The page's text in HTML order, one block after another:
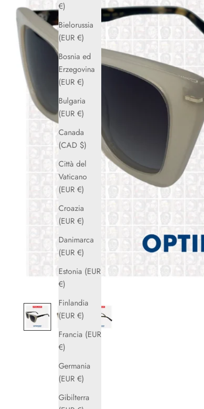
€)
Bielorussia
(EUR €)
Bosnia ed
Erzegovina
(EUR €)
Bulgaria
(EUR €)
Canada
(CAD $)
Città del
Vaticano
(EUR €)
Croazia
(EUR €)
Danimarca
(EUR €)
Estonia (EUR
€)
Finlandia
(EUR €)
Francia (EUR
€)
Germania
(EUR €)
Gibilterra